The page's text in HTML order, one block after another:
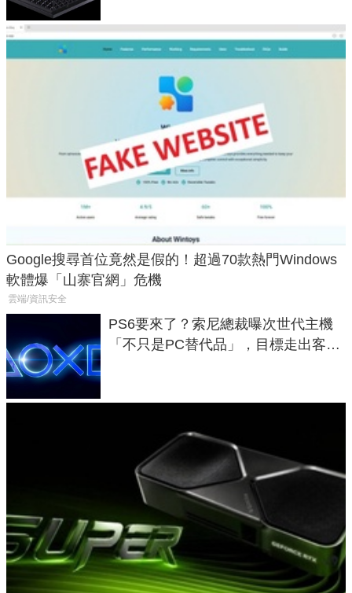
Google搜尋首位竟然是假的！超過70款熱門Windows
軟體爆「山寨官網」危機
雲端/資訊安全
PS6要來了？索尼總裁曝次世代主機
「不只是PC替代品」，目標走出客